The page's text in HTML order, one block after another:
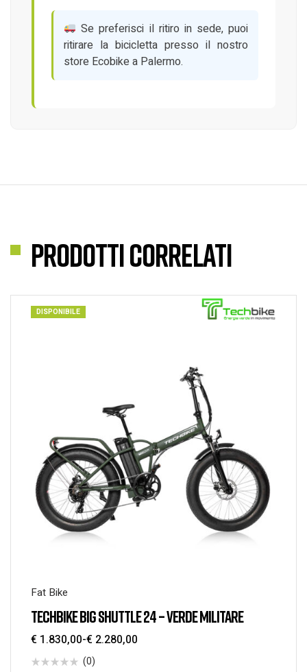
Se preferisci il ritiro in sede, puoi
ritirare la bicicletta presso il nostro
store Ecobike a Palermo.
Prodotti correlati
DISPONIBILE
Fat Bike
TECHBIKE BIG SHUTTLE 24 – VERDE MILITARE
€ 1.830,00-€ 2.280,00
(0)